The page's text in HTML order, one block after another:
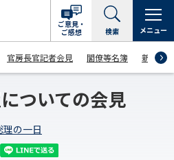
官房長官記者会見 閣僚等名簿 新着情報
ご意見・
ご感想
検索 メニュー
ついての会見
理の一日